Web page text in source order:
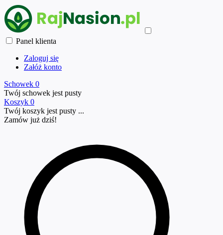
Panel klienta
Zaloguj się
Załóż konto
Schowek 0
Twój schowek jest pusty
Koszyk 0
Twój koszyk jest pusty ...
Zamów już dziś!